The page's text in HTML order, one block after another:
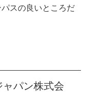
スの良いところだ
パン株式会